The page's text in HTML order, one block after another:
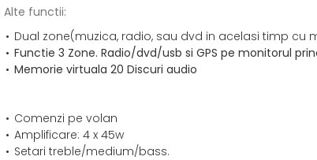
Alte functii:
Dual zone(muzica, radio, sau dvd in acelasi timp cu
Functie 3 Zone. Radio/dvd/usb si GPS pe monitorul
Memorie virtuala 20 Discuri audio
Comenzi pe volan
Amplificare: 4 x 45w
Setari treble/medium/bass.